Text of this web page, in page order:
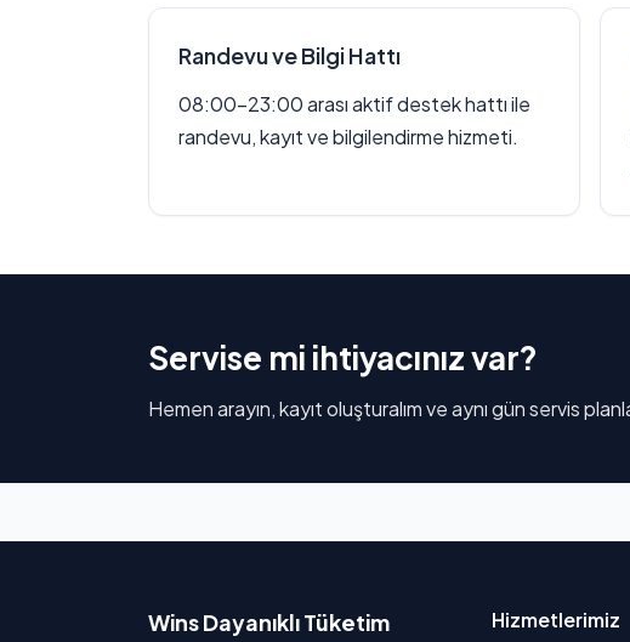
Randevu ve Bilgi Hattı
08:00–23:00 arası aktif destek hattı ile
randevu, kayıt ve bilgilendirme hizmeti.
Servise mi ihtiyacınız var?
Hemen arayın, kayıt oluşturalım ve aynı gün servis
Wins Dayanıklı Tüketim
Hizmetlerimiz